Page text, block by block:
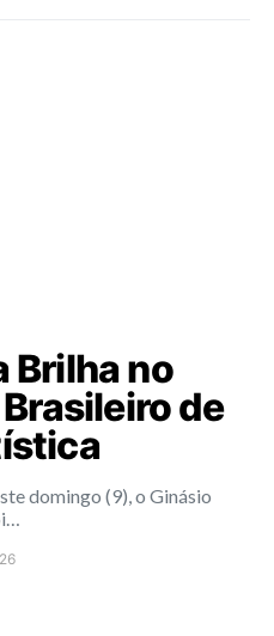
Brilha no
de
domingo (9), o Ginásio